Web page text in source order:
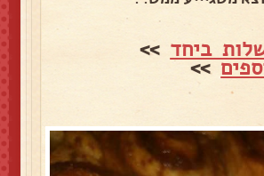
ביחד >>
>>